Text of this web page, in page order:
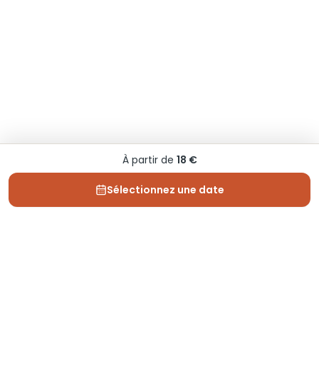
À partir de 18 €
Sélectionnez une date